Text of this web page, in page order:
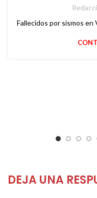
Fallecidos por sismos
DEJA UNA